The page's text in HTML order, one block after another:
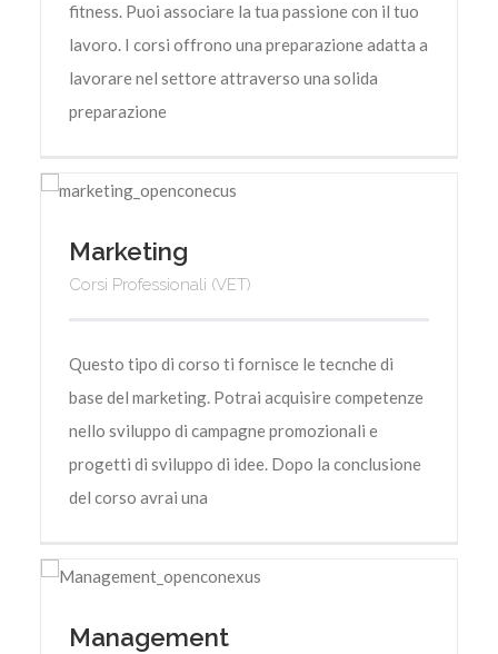
fitness. Puoi associare la tua passione con il tuo
lavoro. I corsi offrono una preparazione adatta a
lavorare nel settore attraverso una solida
preparazione
Marketing
Corsi Professionali (VET)
Questo tipo di corso ti fornisce le tecnche di
base del marketing. Potrai acquisire competenze
nello sviluppo di campagne promozionali e
progetti di sviluppo di idee. Dopo la conclusione
del corso avrai una
Management